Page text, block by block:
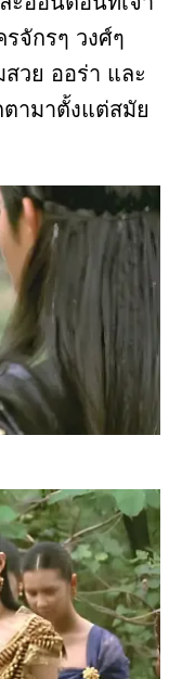
จักรๆ วงศ์ๆ
สวย ออร่า และ
ามาตั้งแต่สมัย